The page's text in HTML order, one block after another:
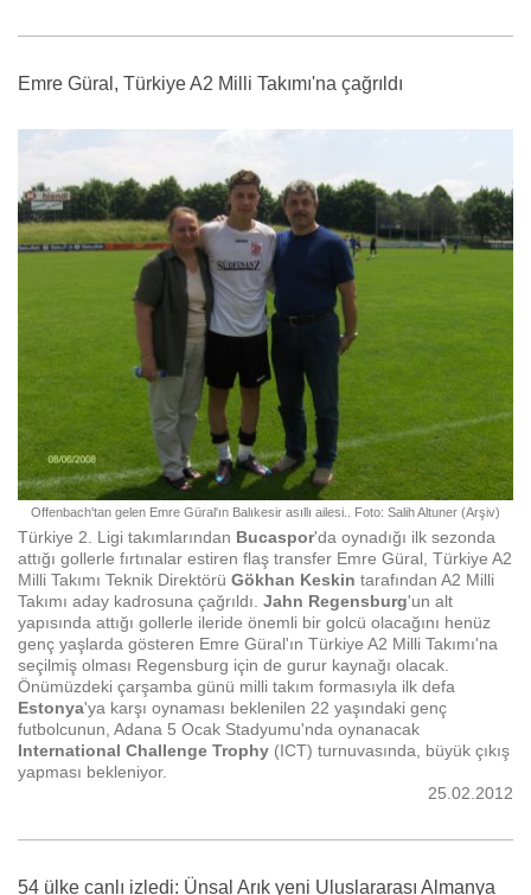
Emre Güral, Türkiye A2 Milli Takımı'na çağrıldı
Offenbach'tan gelen Emre Güral'ın Balıkesir asıllı ailesi.. Foto: Salih Altuner (Arşiv)
Türkiye 2. Ligi takımlarından Bucaspor'da oynadığı ilk sezonda
attığı gollerle fırtınalar estiren flaş transfer Emre Güral, Türkiye A2
Milli Takımı Teknik Direktörü Gökhan Keskin tarafından A2 Milli
Takımı aday kadrosuna çağrıldı. Jahn Regensburg'un alt
yapısında attığı gollerle ileride önemli bir golcü olacağını henüz
genç yaşlarda gösteren Emre Güral'ın Türkiye A2 Milli Takımı'na
seçilmiş olması Regensburg için de gurur kaynağı olacak.
Önümüzdeki çarşamba günü milli takım formasıyla ilk defa
Estonya'ya karşı oynaması beklenilen 22 yaşındaki genç
futbolcunun, Adana 5 Ocak Stadyumu'nda oynanacak
International Challenge Trophy (ICT) turnuvasında, büyük çıkış
yapması bekleniyor.
25.02.2012
54 ülke canlı izledi: Ünsal Arık yeni Uluslararası Almanya